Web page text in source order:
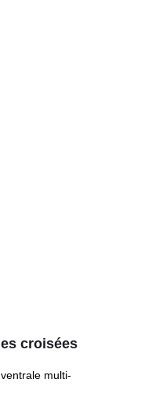
croisées
multi-